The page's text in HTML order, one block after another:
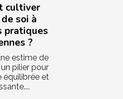
cultiver
soi à
pratiques
?
estime de
pilier pour
équilibrée et